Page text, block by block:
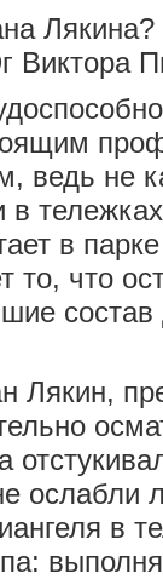
Виктора
ведь не
в
в
то, что
состав
Лякин,
ослабли
в